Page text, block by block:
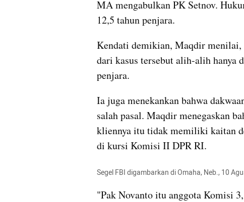
MA mengabulkan PK Setnov.
12,5 tahun penjara.
Kendati demikian, Maqdir menilai,
dari kasus tersebut alih-alih hanya
penjara.
Ia juga menekankan bahwa
salah pasal. Maqdir menegaskan
kliennya itu tidak memiliki kaitan
di kursi Komisi II DPR RI.
Segel FBI digambarkan di Omaha, Neb., 10
"Pak Novanto itu anggota Komisi